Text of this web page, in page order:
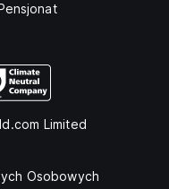
Limited
Osobowych